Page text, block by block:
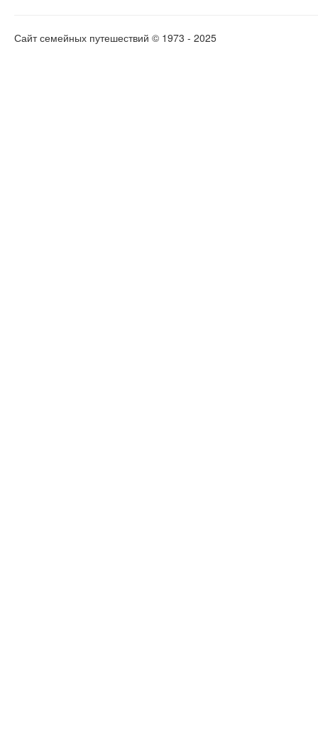
Сайт семейных путешествий © 1973 - 2025